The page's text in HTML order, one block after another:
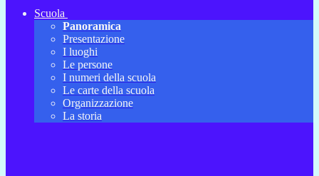
Scuola
Panoramica
Presentazione
I luoghi
Le persone
I numeri della scuola
Le carte della scuola
Organizzazione
La storia